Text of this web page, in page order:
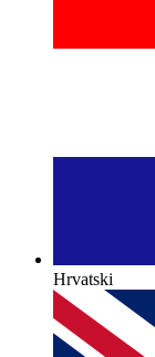
Hrvatski